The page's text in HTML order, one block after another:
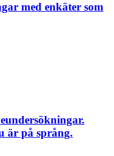
med enkäter som
är på språng.